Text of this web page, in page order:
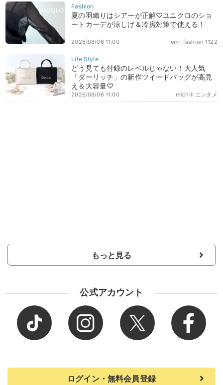
夏の羽織りはシアーが正解♡ユニクロのショ
ートカーデが涼しげ＆冷房対策で使える！
emi_fashion_1122
2026/08/06 11:00
どう見ても付録のレベルじゃない！大人気
「ダーリッチ」の新作ツイードバッグが高見
え＆大容量♡
michill エンタメ
2026/08/06 11:00
もっと見る
公式アカウント
ログイン・無料会員登録